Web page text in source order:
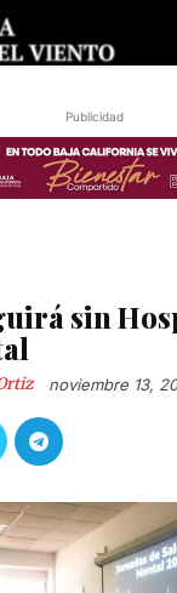
Publicidad
sin
noviembre 13,